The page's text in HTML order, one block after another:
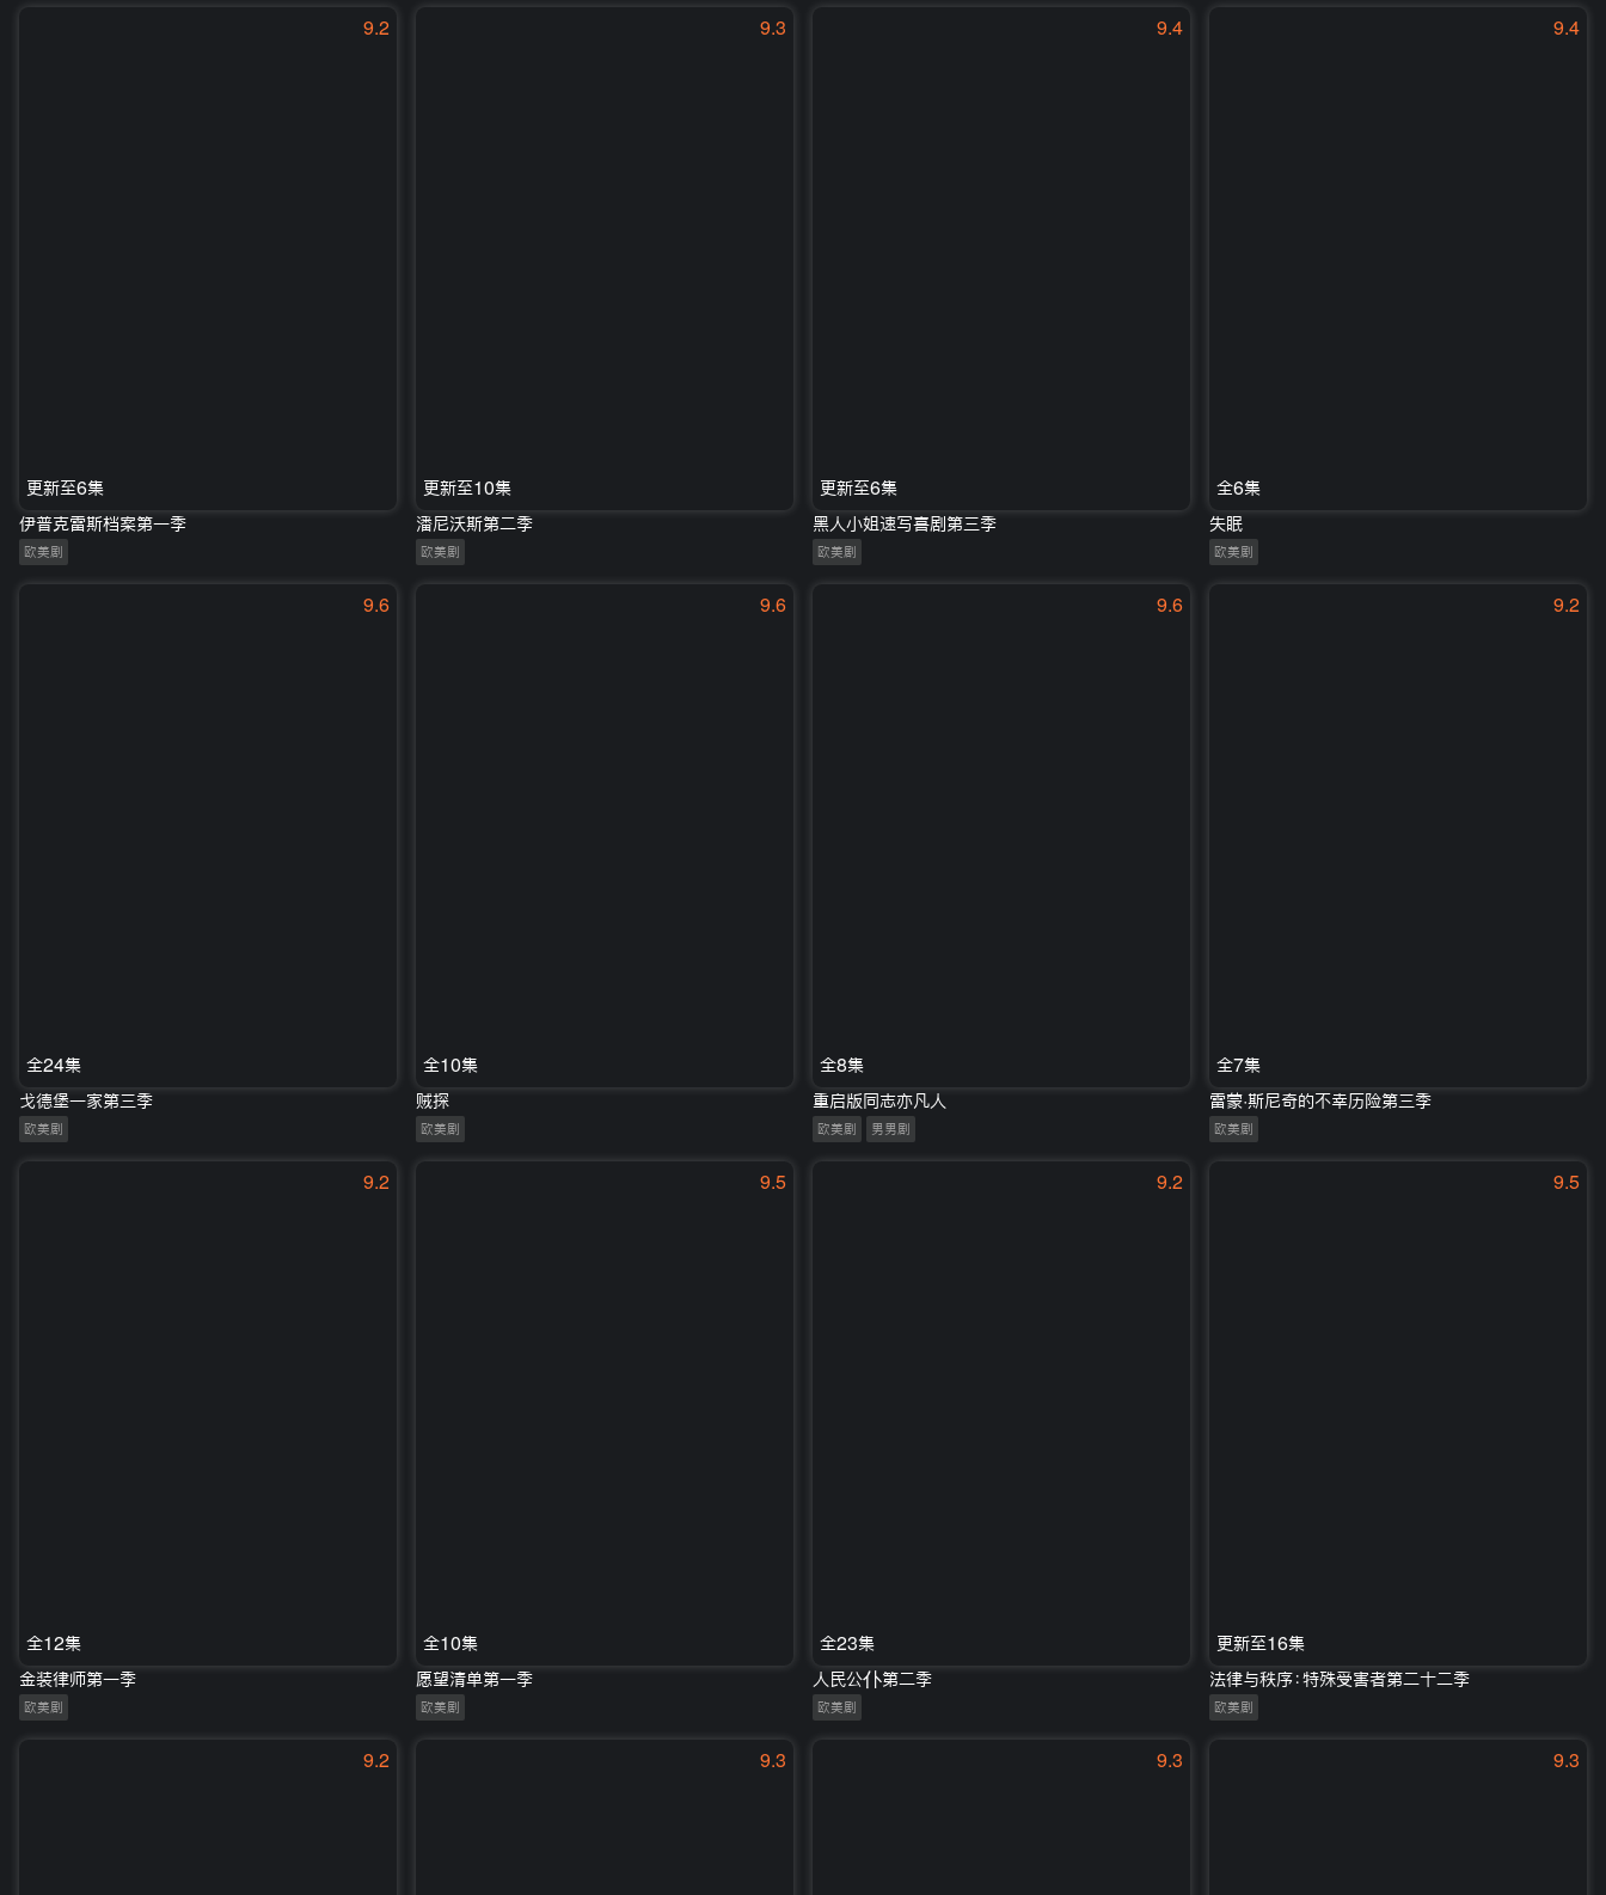
9.2
更新至6集
伊普克雷斯档案第一季
欧美剧
9.3
更新至10集
潘尼沃斯第二季
欧美剧
9.4
更新至6集
黑人小姐速写喜剧第三季
欧美剧
9.4
全6集
失眠
欧美剧
9.6
全24集
戈德堡一家第三季
欧美剧
9.6
全10集
贼探
欧美剧
9.6
全8集
重启版同志亦凡人
欧美剧 男男剧
9.2
全7集
雷蒙·斯尼奇的不幸历险第三季
欧美剧
9.2
全12集
金装律师第一季
欧美剧
9.5
全10集
愿望清单第一季
欧美剧
9.2
全23集
人民公仆第二季
欧美剧
9.5
更新至16集
法律与秩序：特殊受害者第二十二季
欧美剧
9.2 9.3 9.3 9.3